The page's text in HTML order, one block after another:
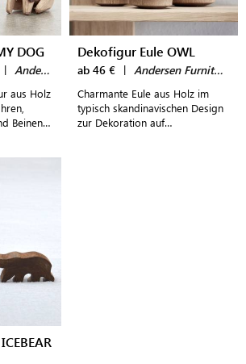
DOG
| Andersen Furniture
aus Holz
Beinen -
Dekofigur Eule OWL
ab 46 € | Andersen Furniture
Charmante Eule aus Holz im
typisch skandinavischen Design
zur Dekoration auf